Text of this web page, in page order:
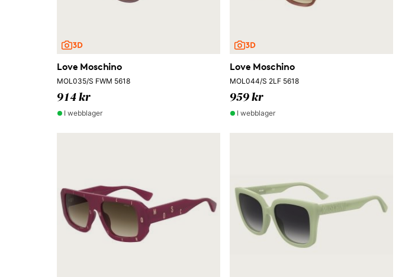
Love Moschino
MOL035/S FWM 5618
914 kr
I webblager
Love Moschino
MOL044/S 2LF 5618
959 kr
I webblager